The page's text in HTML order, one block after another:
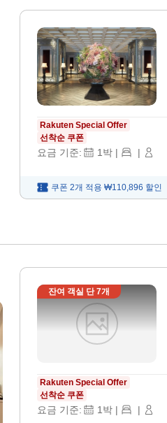
Rakuten Special Offer
선착순 쿠폰
요금 기준: 1박 | |
쿠폰 2개 적용 ₩110,896 할인
잔여 객실 단7개
Rakuten Special Offer
선착순 쿠폰
요금 기준: 1박 | |